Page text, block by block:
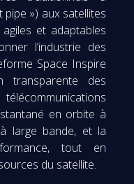
») aux satellites
et adaptables
l’industrie des
Space Inspire
transparente des
en orbite à
large bande, et la
tout en
du satellite.